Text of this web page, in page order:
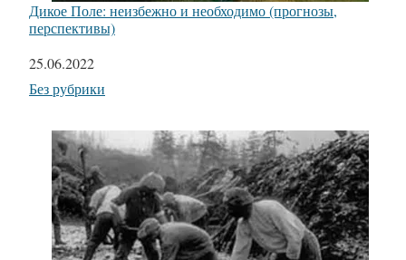
Дикое Поле: неизбежно и необходимо (прогнозы,
перспективы)
Дата
25.06.2022
Относится к
Без рубрики